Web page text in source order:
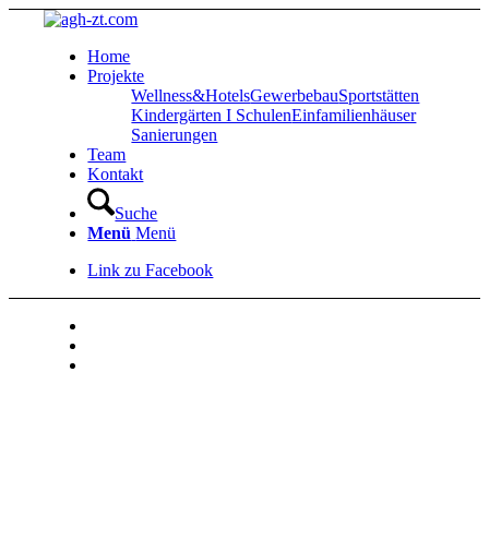
Home
Projekte
Wellness&HotelsGewerbebauSportstätten
Kindergärten I SchulenEinfamilienhäuser
Sanierungen
Team
Kontakt
Suche
Menü Menü
Link zu Facebook